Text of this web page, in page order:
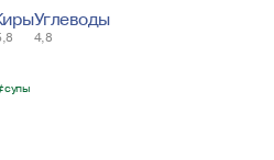
Углеводы
4,8
супы